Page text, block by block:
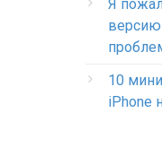
Я
версию
10
iPhone